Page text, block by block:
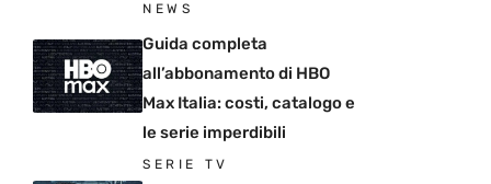
NEWS
Guida completa
all’abbonamento di HBO
Max Italia: costi, catalogo e
le serie imperdibili
SERIE TV